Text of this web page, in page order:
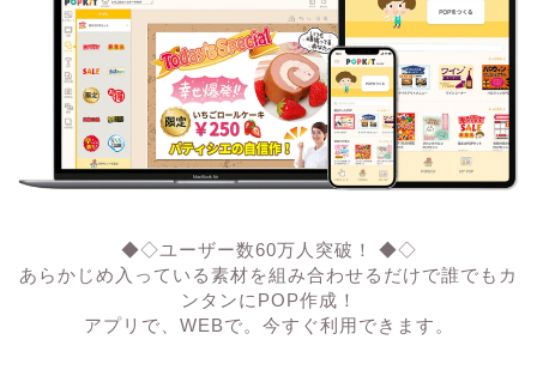
◆◇ユーザー数60万人突破！ ◆◇
あらかじめ入っている素材を組み合わせるだけで誰でもカ
ンタンにPOP作成！
アプリで、WEBで。今すぐ利用できます。